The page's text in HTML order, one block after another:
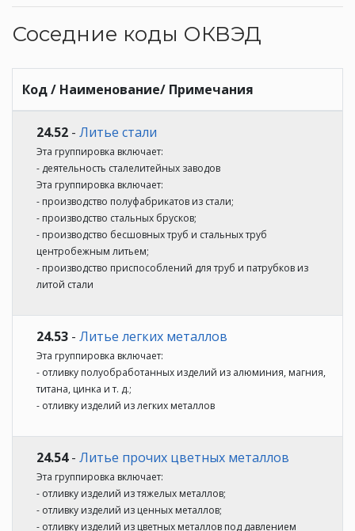
Соседние коды ОКВЭД
Код / Наименование/ Примечания
24.52 - Литье стали
Эта группировка включает:
- деятельность сталелитейных заводов
Эта группировка включает:
- производство полуфабрикатов из стали;
- производство стальных брусков;
- производство бесшовных труб и стальных труб
центробежным литьем;
- производство приспособлений для труб и патрубков из
литой стали
24.53 - Литье легких металлов
Эта группировка включает:
- отливку полуобработанных изделий из алюминия, магния,
титана, цинка и т. д.;
- отливку изделий из легких металлов
24.54- Литье прочих цветных металлов
Эта группировка включает:
- отливку изделий из тяжелых металлов;
- отливку изделий из ценных металлов;
- отливку изделий из цветных металлов под давлением